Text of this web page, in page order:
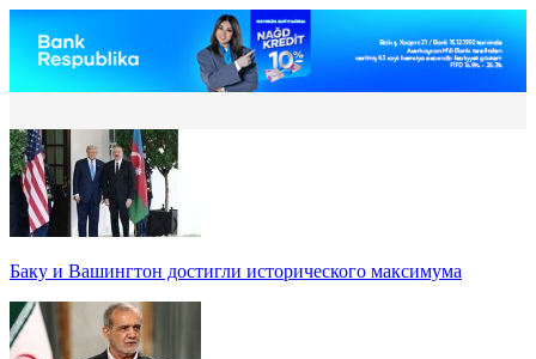
Баку и Вашингтон достигли исторического максимума